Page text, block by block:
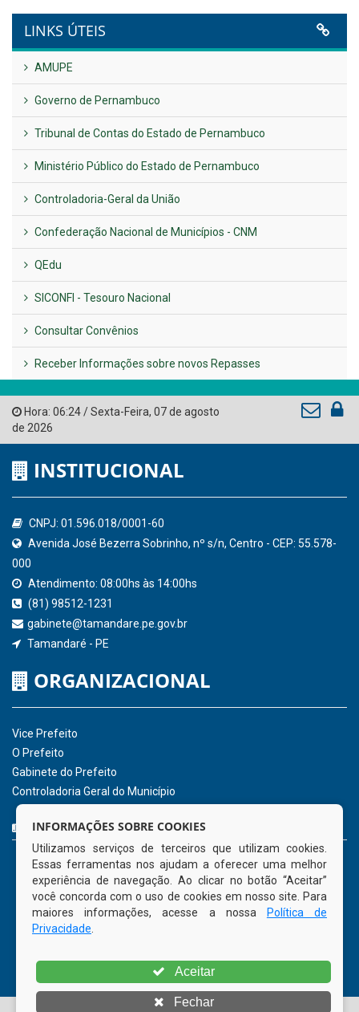
VER TODAS NOTÍCIAS
UTILIDADE PÚBLICA
Previous
LINKS ÚTEIS
AMUPE
Governo de Pernambuco
Tribunal de Contas do Estado de Pernambuco
Ministério Público do Estado de Pernambuco
Controladoria-Geral da União
Confederação Nacional de Municípios - CNM
QEdu
Consultar Convênios
Receber Informações sobre novos Repasses
Hora:06:24/ Sexta-Feira,07 de agosto
de 2026
INSTITUCIONAL
CNPJ: 01.596.018/0001-60
000
Atendimento: 08:00hs às 14:00hs
(81) 98512-1231
gabinete@tamandare.pe.gov.br
Tamandaré - PE
Vice Prefeito
INFORMAÇÕES SOBRE COOKIES
Utilizamos serviços de terceiros que utilizam cookies.
Essas ferramentas nos ajudam a oferecer uma melhor
experiência de navegação. Ao clicar no botão “Aceitar”
você concorda com o uso de cookies em nosso site. Para
maiores informações, acesse a nossa
Política de
Privacidade
Aceitar
Fechar